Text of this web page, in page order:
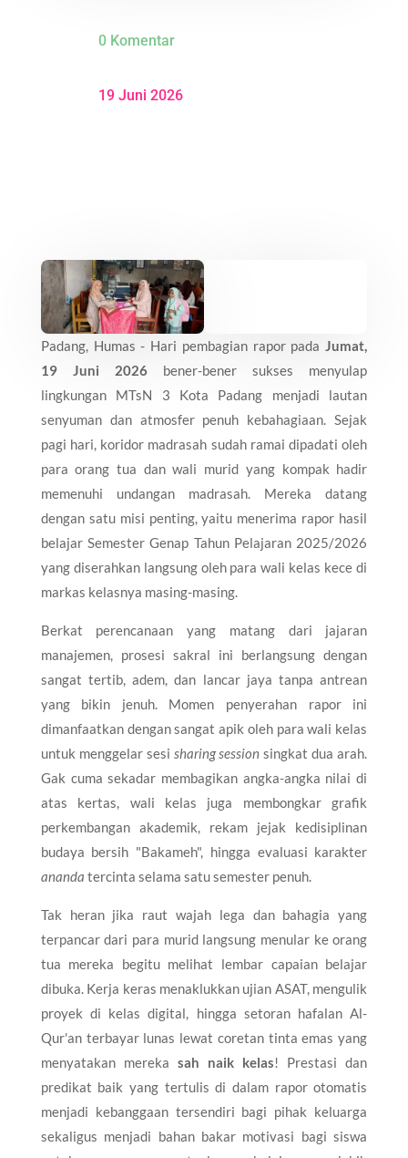
0 Komentar
19 Juni 2026
Padang, Humas - Hari pembagian rapor padaJumat,
19 Juni 2026bener-bener sukses menyulap
lingkungan MTsN 3 Kota Padang menjadi lautan
senyuman dan atmosfer penuh kebahagiaan. Sejak
pagi hari, koridor madrasah sudah ramai dipadati oleh
para orang tua dan wali murid yang kompak hadir
memenuhi undangan madrasah. Mereka datang
dengan satu misi penting, yaitu menerima rapor hasil
belajar Semester Genap Tahun Pelajaran 2025/2026
yang diserahkan langsung oleh para wali kelas kece di
markas kelasnya masing-masing.
​Berkat perencanaan yang matang dari jajaran
manajemen, prosesi sakral ini berlangsung dengan
sangat tertib, adem, dan lancar jaya tanpa antrean
yang bikin jenuh. Momen penyerahan rapor ini
dimanfaatkan dengan sangat apik oleh para wali kelas
untuk menggelar sesi sharing session singkat dua arah.
Gak cuma sekadar membagikan angka-angka nilai di
atas kertas, wali kelas juga membongkar grafik
perkembangan akademik, rekam jejak kedisiplinan
budaya bersih "Bakameh", hingga evaluasi karakter
ananda tercinta selama satu semester penuh.
​Tak heran jika raut wajah lega dan bahagia yang
terpancar dari para murid langsung menular ke orang
tua mereka begitu melihat lembar capaian belajar
dibuka. Kerja keras menaklukkan ujian ASAT, mengulik
proyek di kelas digital, hingga setoran hafalan Al-
Qur'an terbayar lunas lewat coretan tinta emas yang
menyatakan mereka sah naik kelas! Prestasi dan
predikat baik yang tertulis di dalam rapor otomatis
menjadi kebanggaan tersendiri bagi pihak keluarga
sekaligus menjadi bahan bakar motivasi bagi siswa